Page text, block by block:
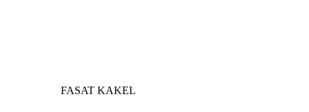
FASAT KAKEL